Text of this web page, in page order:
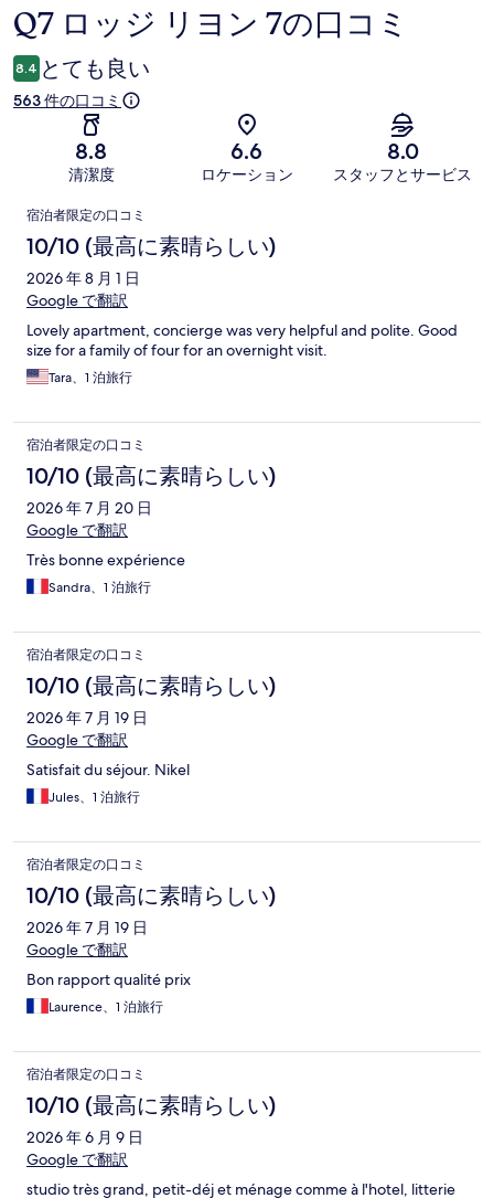
口
コ
ミ
Q7 ロッジ リヨン 7の口コミ
8.4 とても良い
563 件の口コミ
8.8
清潔度
6.6
ロケーション
8.0
スタッフとサービス
口
コ
ミ
宿泊者限定の口コミ
10/10 (最高に素晴らしい)
2026 年 8 月 1 日
Google で翻訳
Lovely apartment, concierge was very helpful and polite. Good
size for a family of four for an overnight visit.
Tara、1 泊旅行
宿泊者限定の口コミ
10/10 (最高に素晴らしい)
2026 年 7 月 20 日
Google で翻訳
Très bonne expérience
Sandra、1 泊旅行
宿泊者限定の口コミ
10/10 (最高に素晴らしい)
2026 年 7 月 19 日
Google で翻訳
Satisfait du séjour. Nikel
Jules、1 泊旅行
宿泊者限定の口コミ
10/10 (最高に素晴らしい)
2026 年 7 月 19 日
Google で翻訳
Bon rapport qualité prix
Laurence、1 泊旅行
宿泊者限定の口コミ
10/10 (最高に素晴らしい)
2026 年 6 月 9 日
Google で翻訳
studio très grand, petit-déj et ménage comme à l'hotel, litterie